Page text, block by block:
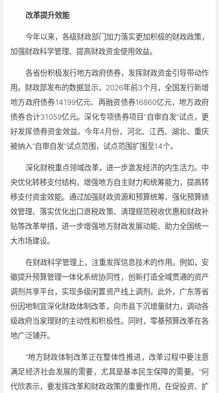
改革提升效能
今年以来，各级财政部门加力落实更加积极的财政政策，
加强财政科学管理、提高财政资金使用效益。
各省份积极发行地方政府债券，发挥财政资金引导带动作
用。财政部发布的数据显示，2026年前3个月，全国发行新增
地方政府债券14199亿元、再融资债券16860亿元，地方政府
债券合计31059亿元。深化专项债券项目“自审自发”试点，更
好发挥债券资金效益。今年4月份，河北、江西、湖北、重庆
被纳入“自审自发”试点范围，试点范围扩围至14个。
深化财税重点领域改革，进一步激发经济的内生活力。中
央优化转移支付结构，增强地方自主财力和统筹能力，提高转
移支付资金效能。通过加强财政资源和预算统筹、强化预算绩
效管理、落实优化出口退税政策、清理规范税收优惠和财政补
贴等改革举措，进一步增强地方财政发展动能、助力全国统一
大市场建设。
在财政科学管理上，注重发挥信息技术的作用。例如，安
徽提升预算管理一体化系统协同性，创新打造全域贯通的资产
调剂共享平台，实现多级闲置资产线上调剂。此外，广东等省
份因地制宜深化财政体制改革，向市县下沉增量财力，调动各
级政府当家理财的主动性和积极性。同时，零基预算改革在各
地广泛铺开。
“地方财政体制改革正在整体性推进，改革过程中要注意
满足经济社会发展的需要，尤其是基本民生保障的需要。”何
代欣表示，要发挥改革和财政政策的重要作用，在促投资、扩